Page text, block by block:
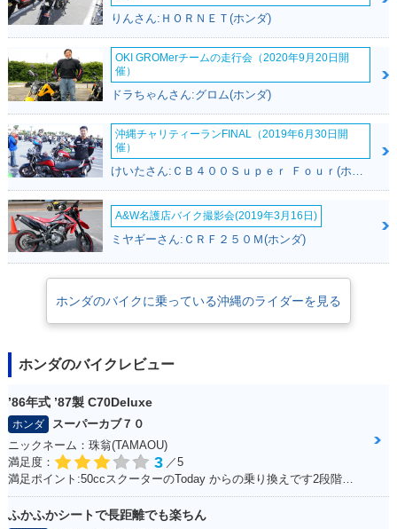
2009年 TODAY F S
pecial・特別・限定
仕様
2008年 TODAY F・
追加
2008年 TODAY・カ
ラーチェンジ
2008年 TODAY Spe
cial・追加
2007年 TODAY・フ
ルモデルチェンジ
2007年 TODAY Del
uxe・カラーチェン
ジ
2006年 TODAY・カ
りんさん:ＨＯＲＮＥＴ(ホンダ)
OKI GROMerチームの走行会（2020年9月20日開
催）
ドラちゃんさん:グロム(ホンダ)
沖縄チャリティーランFINAL（2019年6月30日開
催）
けいたさん:ＣＢ４００Ｓｕｐｅｒ Ｆｏｕｒ(ホンダ)
A&W名護店バイク撮影会(2019年3月16日)
ミヤギーさん:ＣＲＦ２５０Ｍ(ホンダ)
ホンダのバイクに乗っている沖縄のライダーを見る
ホンダのバイクレビュー
’86年式 ’87製 C70Deluxe
ホンダ
スーパーカブ７０
ニックネーム：珠翁(TAMAOU)
満足度：
3 ／5
満足ポイント:50ccスクーターのToday からの乗り換えです2段階右折や、30km/h規制から逃れるためにこれにしました。 Today にはセルモーターがありましたが、C70のエンジンスタートはキックのみ。 坂道にはどうしても非力感があり、登らないイメージ。 また、キャンプツーリングなど荷物満載で出掛けた時も中々走りません。 スプロケを前15、後38に換装してます。非力なのでややトルクに振って見ました。タイヤはノーマルです。これで75km/h出るか出ないかって所です。 普段使いの足がわりには良く働いてくれます。 キャンプや株主総会に出掛けるのでもっと磨いて、可愛がり、長く乗るつもりです。
ふかふかシートで長距離でも楽ちん